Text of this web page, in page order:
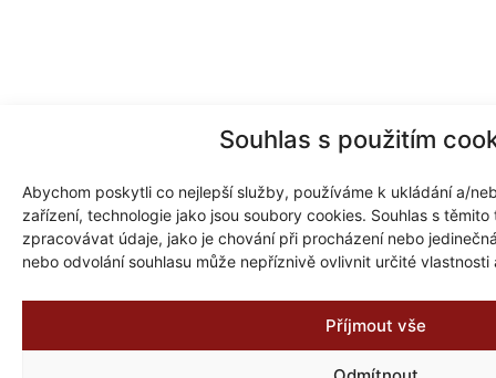
Souhlas s použitím
Abychom poskytli co nejlepší služby, používáme k ukládání a/
zařízení, technologie jako jsou soubory cookies. Souhlas s
zpracovávat údaje, jako je chování při procházení nebo
nebo odvolání souhlasu může nepříznivě ovlivnit určité vlastnosti
Příjmout vše